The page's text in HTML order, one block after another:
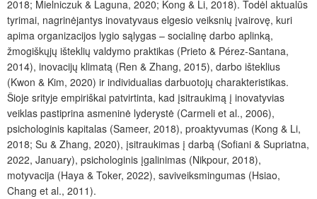
2018; Mielniczuk & Laguna, 2020; Kong & Li, 2018). Todėl aktualūs
tyrimai, nagrinėjantys inovatyvaus elgesio veiksnių įvairovę, kuri
apima organizacijos lygio sąlygas – socialinę darbo aplinką,
žmogiškųjų išteklių valdymo praktikas (Prieto & Pérez-Santana,
2014), inovacijų klimatą (Ren & Zhang, 2015), darbo išteklius
(Kwon & Kim, 2020) ir individualias darbuotojų charakteristikas.
Šioje srityje empiriškai patvirtinta, kad įsitraukimą į inovatyvias
veiklas pastiprina asmeninė lyderystė (Carmeli et al., 2006),
psichologinis kapitalas (Sameer, 2018), proaktyvumas (Kong & Li,
2018; Su & Zhang, 2020), įsitraukimas į darbą (Sofiani & Supriatna,
2022, January), psichologinis įgalinimas (Nikpour, 2018),
motyvacija (Haya & Toker, 2022), saviveiksmingumas (Hsiao,
Chang et al., 2011).